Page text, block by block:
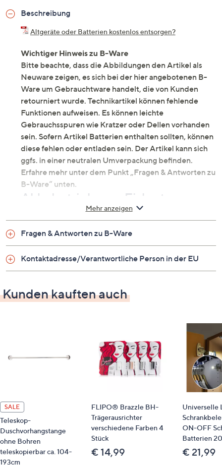
Beschreibung
Altgeräte oder Batterien kostenlos entsorgen?
Wichtiger Hinweis zu B-Ware
Bitte beachte, dass die Abbildungen den Artikel als
Neuware zeigen, es sich bei der hier angebotenen B-
Ware um Gebrauchtware handelt, die von Kunden
retourniert wurde. Technikartikel können fehlende
Funktionen aufweisen. Es können leichte
Gebrauchsspuren wie Kratzer oder Dellen vorhanden
sein. Sofern Artikel Batterien enthalten sollten, können
diese fehlen oder entladen sein. Der Artikel kann sich
ggfs. in einer neutralen Umverpackung befinden.
Erfahre mehr unter dem Punkt „Fragen & Antworten zu
B-Ware“ unten.
Akkubetriebener Eiskratzer
Hast du es auch satt, Eis von den Scheiben deines
Autos mühevoll manuell zu entfernen? Versuche es mit
diesem handgeführten elektrischen Eiskratzer für
Autoscheiben! Ausgestattet mit rotierenden Klingen,
die sich mit einem leichten Druck von oben einschalten,
wird das Entfernen des Eises von den Autoscheiben
USB-Ladekabel (Länge ca. 1 m)
Aufbewahrungstasche
kompaktes, modernes Design
einfach zu bedienen
rotierende Klingen zum Entfernen von Eis
Schleifscheibe aus speziellem Kunststoff
Schutzrand verhindert das Zerkratzen der
Mehr anzeigen
Fragen & Antworten zu B-Ware
Kontaktadresse/Verantwortliche Person in der EU
Kunden kauften auch
SALE
Teleskop-
Duschvorhangstange
ohne Bohren
teleskopierbar ca. 104-
193cm
FLIPO® Brazzle BH-
Trägerausrichter
verschiedene Farben 4
Stück
€ 14,99
Universelle
ON-OFF
Batterien
€ 21,99